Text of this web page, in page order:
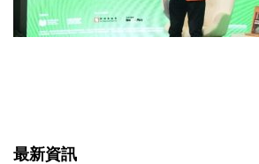
最新資訊